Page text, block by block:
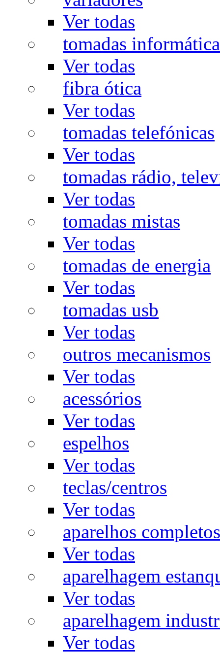
Ver todas
tomadas
Ver todas
fibra ótica
Ver todas
tomadas telefónicas
Ver todas
tomadas rádio,
Ver todas
tomadas mistas
Ver todas
tomadas de energia
Ver todas
tomadas usb
Ver todas
outros mecanismos
Ver todas
acessórios
Ver todas
espelhos
Ver todas
teclas/centros
Ver todas
aparelhos completos
Ver todas
aparelhagem
Ver todas
aparelhagem
Ver todas